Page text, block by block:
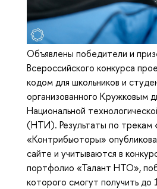
Объявлены победители и
Всероссийского конкурса
кодом для школьников и
организованного Кружковым
Национальной
(НТИ). Результаты по трекам
«Контрибьюторы»
сайте и учитываются в
портфолио «Талант НТО»,
которого смогут получить до